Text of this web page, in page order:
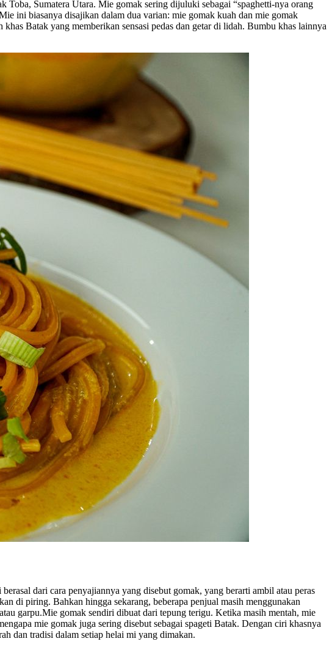
Toba, Sumatera Utara. Mie gomak sering dijuluki sebagai “spaghetti-nya orang
ini biasanya disajikan dalam dua varian: mie gomak kuah dan mie gomak
Batak yang memberikan sensasi pedas dan getar di lidah. Bumbu khas lainnya
dari cara penyajiannya yang disebut gomak, yang berarti ambil atau peras
di piring. Bahkan hingga sekarang, beberapa penjual masih menggunakan
garpu.Mie gomak sendiri dibuat dari tepung terigu. Ketika masih mentah, mie
mie gomak juga sering disebut sebagai spageti Batak. Dengan ciri khasnya
dan tradisi dalam setiap helai mi yang dimakan.